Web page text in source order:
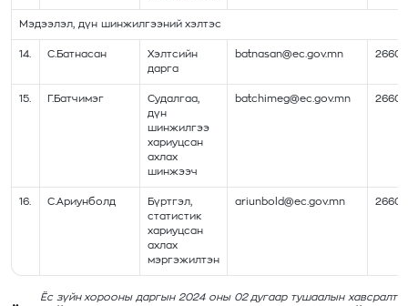
Мэдээлэл, дүн шинжилгээний хэлтэс
14. С.Батнасан
Хэлтсийн
дарга
batnasan@ec.gov.mn
15. Г.Батчимэг
Судалгаа,
дүн
шинжилгээ
хариуцсан
ахлах
шинжээч
batchimeg@ec.gov.mn
16. С.Ариунболд
Бүртгэл,
статистик
хариуцсан
ахлах
мэргэжилтэн
ariunbold@ec.gov.mn
Ёс зүйн хорооны даргын 2024 оны 02 дугаар тушаалын хавсралт